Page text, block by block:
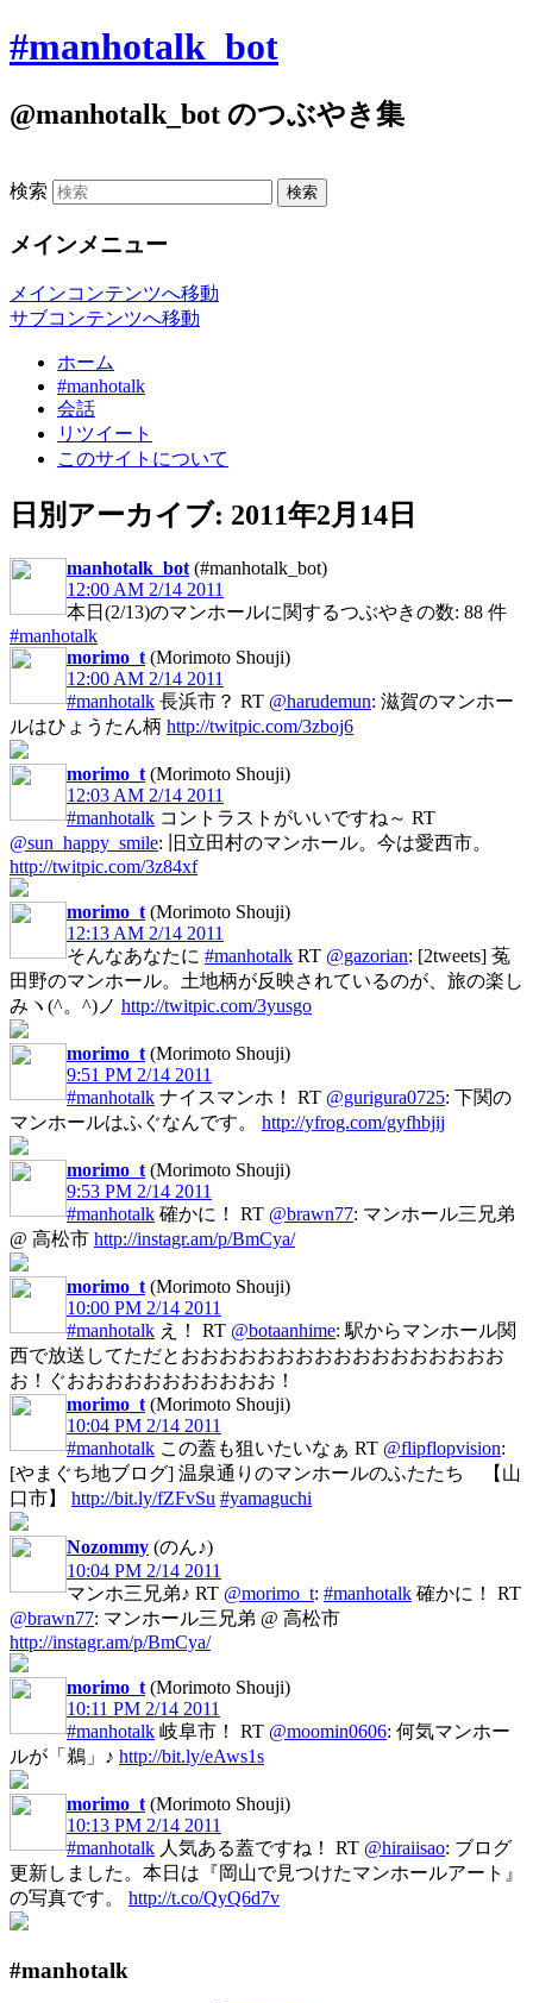
#manhotalk_bot
@manhotalk_bot のつぶやき集
検索
メインメニュー
メインコンテンツへ移動
サブコンテンツへ移動
ホーム
#manhotalk
会話
リツイート
このサイトについて
日別アーカイブ: 2011年2月14日
manhotalk_bot (#manhotalk_bot)
12:00 AM 2/14 2011
本日(2/13)のマンホールに関するつぶやきの数: 88 件
#manhotalk
morimo_t (Morimoto Shouji)
12:00 AM 2/14 2011
#manhotalk 長浜市？ RT @harudemun: 滋賀のマンホー
ルはひょうたん柄 http://twitpic.com/3zboj6
morimo_t (Morimoto Shouji)
12:03 AM 2/14 2011
#manhotalk コントラストがいいですね～ RT
@sun_happy_smile: 旧立田村のマンホール。今は愛西市。
http://twitpic.com/3z84xf
morimo_t (Morimoto Shouji)
12:13 AM 2/14 2011
そんなあなたに #manhotalk RT @gazorian: [2tweets] 菟
田野のマンホール。土地柄が反映されているのが、旅の楽し
みヽ(^。^)ノ http://twitpic.com/3yusgo
morimo_t (Morimoto Shouji)
9:51 PM 2/14 2011
#manhotalk ナイスマンホ！ RT @gurigura0725: 下関の
マンホールはふぐなんです。 http://yfrog.com/gyfhbjij
morimo_t (Morimoto Shouji)
9:53 PM 2/14 2011
#manhotalk 確かに！ RT @brawn77: マンホール三兄弟
@ 高松市 http://instagr.am/p/BmCya/
morimo_t (Morimoto Shouji)
10:00 PM 2/14 2011
#manhotalk え！ RT @botaanhime: 駅からマンホール関
西で放送してただとおおおおおおおおおおおおおおおおお
お！ぐおおおおおおおおおおお！
morimo_t (Morimoto Shouji)
10:04 PM 2/14 2011
#manhotalk この蓋も狙いたいなぁ RT @flipflopvision:
[やまぐち地ブログ] 温泉通りのマンホールのふたたち 【山
口市】 http://bit.ly/fZFvSu #yamaguchi
Nozommy (のん♪)
10:04 PM 2/14 2011
マンホ三兄弟♪ RT @morimo_t: #manhotalk 確かに！ RT
@brawn77: マンホール三兄弟 @ 高松市
http://instagr.am/p/BmCya/
morimo_t (Morimoto Shouji)
10:11 PM 2/14 2011
#manhotalk 岐阜市！ RT @moomin0606: 何気マンホー
ルが「鵜」♪ http://bit.ly/eAws1s
morimo_t (Morimoto Shouji)
10:13 PM 2/14 2011
#manhotalk 人気ある蓋ですね！ RT @hiraiisao: ブログ
更新しました。本日は『岡山で見つけたマンホールアート』
の写真です。 http://t.co/QyQ6d7v
#manhotalk